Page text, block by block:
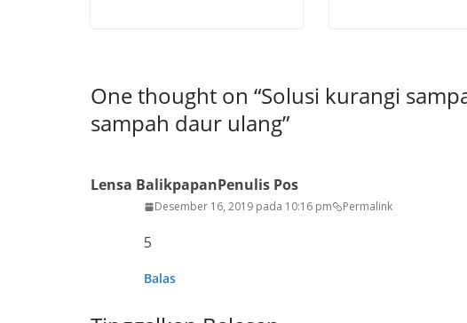
One thought on “Solusi kurangi
sampah daur ulang”
Lensa BalikpapanPenulis Pos
Desember 16, 2019 pada 10:16 pm Permalink
5
Balas